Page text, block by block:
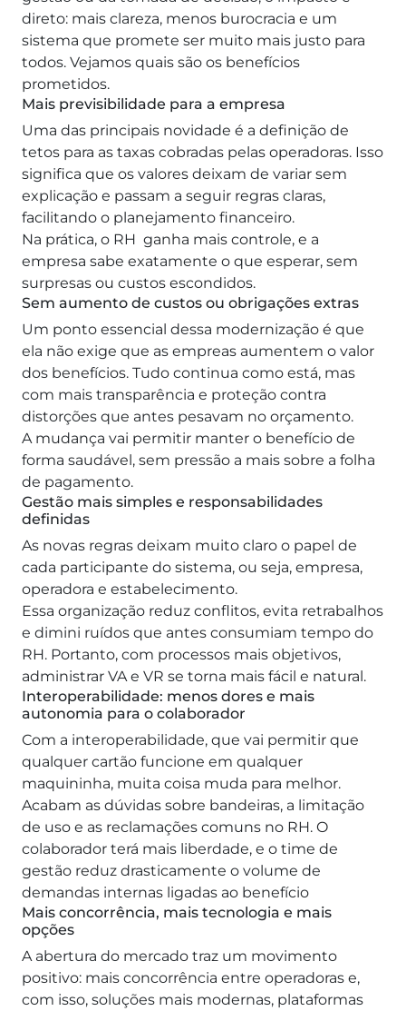
direto: mais clareza, menos burocracia e um
sistema que promete ser muito mais justo para
todos. Vejamos quais são os benefícios
prometidos.
Mais previsibilidade para a empresa
Uma das principais novidade é a definição de
tetos para as taxas cobradas pelas operadoras. Isso
significa que os valores deixam de variar sem
explicação e passam a seguir regras claras,
facilitando o planejamento financeiro.
Na prática, o RH ganha mais controle, e a
empresa sabe exatamente o que esperar, sem
surpresas ou custos escondidos.
Sem aumento de custos ou obrigações extras
Um ponto essencial dessa modernização é que
ela não exige que as empreas aumentem o valor
dos benefícios. Tudo continua como está, mas
com mais transparência e proteção contra
distorções que antes pesavam no orçamento.
A mudança vai permitir manter o benefício de
forma saudável, sem pressão a mais sobre a folha
de pagamento.
Gestão mais simples e responsabilidades
definidas
As novas regras deixam muito claro o papel de
cada participante do sistema, ou seja, empresa,
operadora e estabelecimento.
Essa organização reduz conflitos, evita retrabalhos
e dimini ruídos que antes consumiam tempo do
RH. Portanto, com processos mais objetivos,
administrar VA e VR se torna mais fácil e natural.
Interoperabilidade: menos dores e mais
autonomia para o colaborador
Com a interoperabilidade, que vai permitir que
qualquer cartão funcione em qualquer
maquininha, muita coisa muda para melhor.
Acabam as dúvidas sobre bandeiras, a limitação
de uso e as reclamações comuns no RH. O
colaborador terá mais liberdade, e o time de
gestão reduz drasticamente o volume de
demandas internas ligadas ao benefício
Mais concorrência, mais tecnologia e mais
opções
A abertura do mercado traz um movimento
positivo: mais concorrência entre operadoras e,
com isso, soluções mais modernas, plataformas